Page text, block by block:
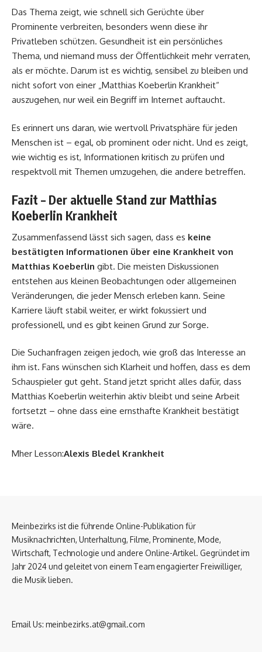
Das Thema zeigt, wie schnell sich Gerüchte über
Prominente verbreiten, besonders wenn diese ihr
Privatleben schützen. Gesundheit ist ein persönliches
Thema, und niemand muss der Öffentlichkeit mehr verraten,
als er möchte. Darum ist es wichtig, sensibel zu bleiben und
nicht sofort von einer „Matthias Koeberlin Krankheit“
auszugehen, nur weil ein Begriff im Internet auftaucht.
Es erinnert uns daran, wie wertvoll Privatsphäre für jeden
Menschen ist – egal, ob prominent oder nicht. Und es zeigt,
wie wichtig es ist, Informationen kritisch zu prüfen und
respektvoll mit Themen umzugehen, die andere betreffen.
Fazit – Der aktuelle Stand zur Matthias
Koeberlin Krankheit
Zusammenfassend lässt sich sagen, dass es keine
bestätigten Informationen über eine Krankheit von
Matthias Koeberlin gibt. Die meisten Diskussionen
entstehen aus kleinen Beobachtungen oder allgemeinen
Veränderungen, die jeder Mensch erleben kann. Seine
Karriere läuft stabil weiter, er wirkt fokussiert und
professionell, und es gibt keinen Grund zur Sorge.
Die Suchanfragen zeigen jedoch, wie groß das Interesse an
ihm ist. Fans wünschen sich Klarheit und hoffen, dass es dem
Schauspieler gut geht. Stand jetzt spricht alles dafür, dass
Matthias Koeberlin weiterhin aktiv bleibt und seine Arbeit
fortsetzt – ohne dass eine ernsthafte Krankheit bestätigt
wäre.
Mher Lesson:Alexis Bledel Krankheit
Meinbezirks ist die führende Online-Publikation für
Musiknachrichten, Unterhaltung, Filme, Prominente, Mode,
Wirtschaft, Technologie und andere Online-Artikel. Gegründet im
Jahr 2024 und geleitet von einem Team engagierter Freiwilliger,
die Musik lieben.
Email Us: meinbezirks.at@gmail.com